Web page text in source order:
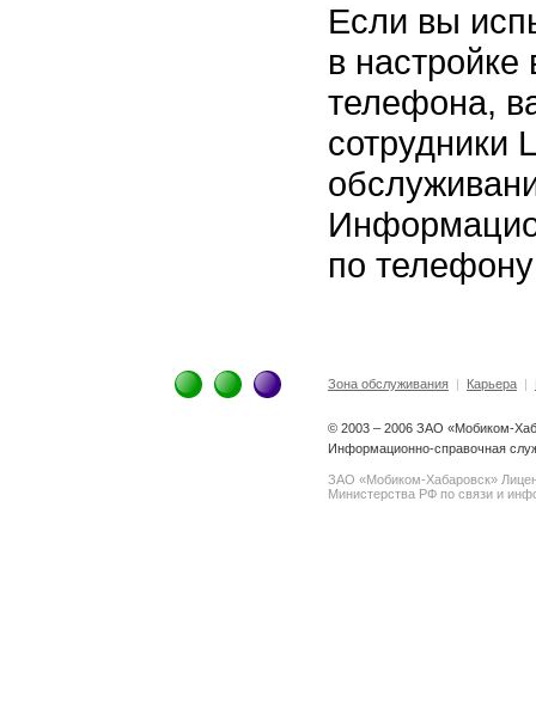
Если вы
в
телефона,
сотрудники
по
Зона обслуживания| Карьера|
© 2003 – 2006 ЗАО «Мобиком-
Информационно-справочная
ЗАО «Мобиком-Хабаровск»
Министерства РФ по связи и